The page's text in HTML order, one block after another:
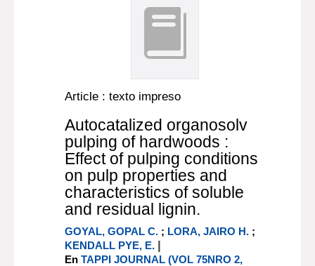
Article : texto impreso
Autocatalized organosolv
pulping of hardwoods :
Effect of pulping conditions
on pulp properties and
characteristics of soluble
and residual lignin.
GOYAL, GOPAL C. ; LORA, JAIRO H. ;
KENDALL PYE, E. |
EnTAPPI JOURNAL (VOL 75NRO 2,